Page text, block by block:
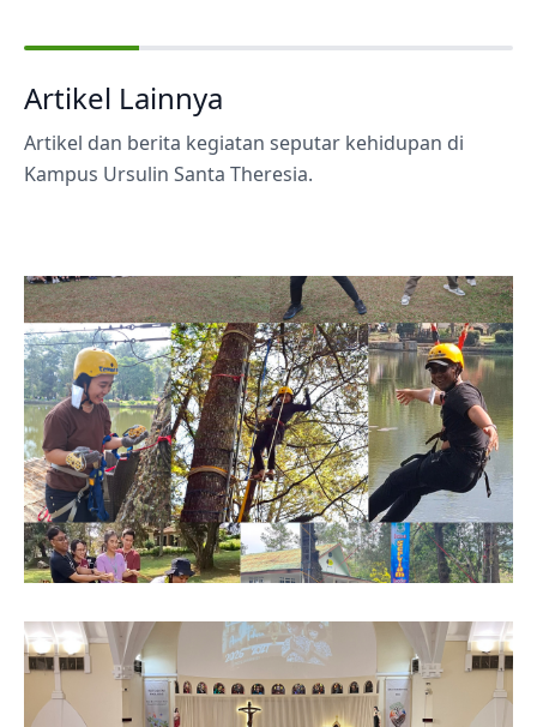
Artikel Lainnya
Artikel dan berita kegiatan seputar kehidupan di
Kampus Ursulin Santa Theresia.